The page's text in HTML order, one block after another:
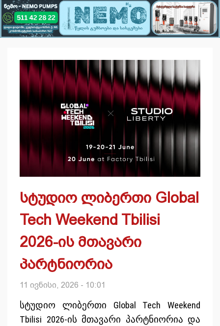
სტუდიო ლიბერთი Global
Tech Weekend Tbilisi
2026-ის მთავარი
პარტნიორია
11 ივნისი, 2026 - 10:01
სტუდიო ლიბერთი Global Tech Weekend
Tbilisi 2026-ის მთავარი პარტნიორია და